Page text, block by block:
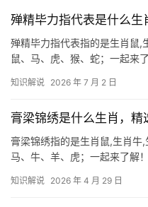
殚精毕力指代表是什么生
殚精毕力指代表指的是生肖鼠,
鼠、马、虎、猴、蛇；一起来
尤其23岁与51岁者需警惕项目
知识解说 2026 年 7 月 2 日
膏梁锦绣是什么生肖，精
膏梁锦绣指的是生肖鼠,生肖牛,
马、牛、羊、虎；一起来了解
命理与运势解读，我们将深入
知识解说 2026 年 4 月 29 日